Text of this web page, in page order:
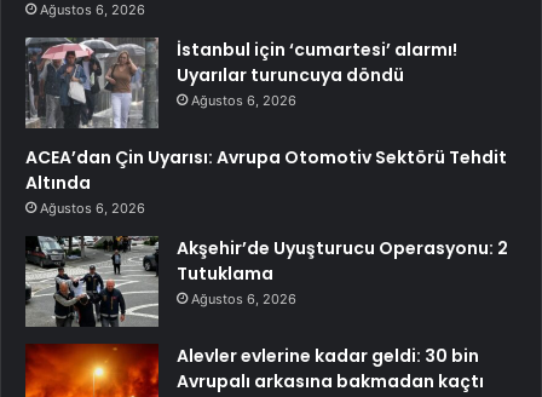
Ağustos 6, 2026
İstanbul için ‘cumartesi’ alarmı!
Uyarılar turuncuya döndü
Ağustos 6, 2026
ACEA’dan Çin Uyarısı: Avrupa Otomotiv Sektörü Tehdit
Altında
Ağustos 6, 2026
Akşehir’de Uyuşturucu Operasyonu: 2
Tutuklama
Ağustos 6, 2026
Alevler evlerine kadar geldi: 30 bin
Avrupalı arkasına bakmadan kaçtı